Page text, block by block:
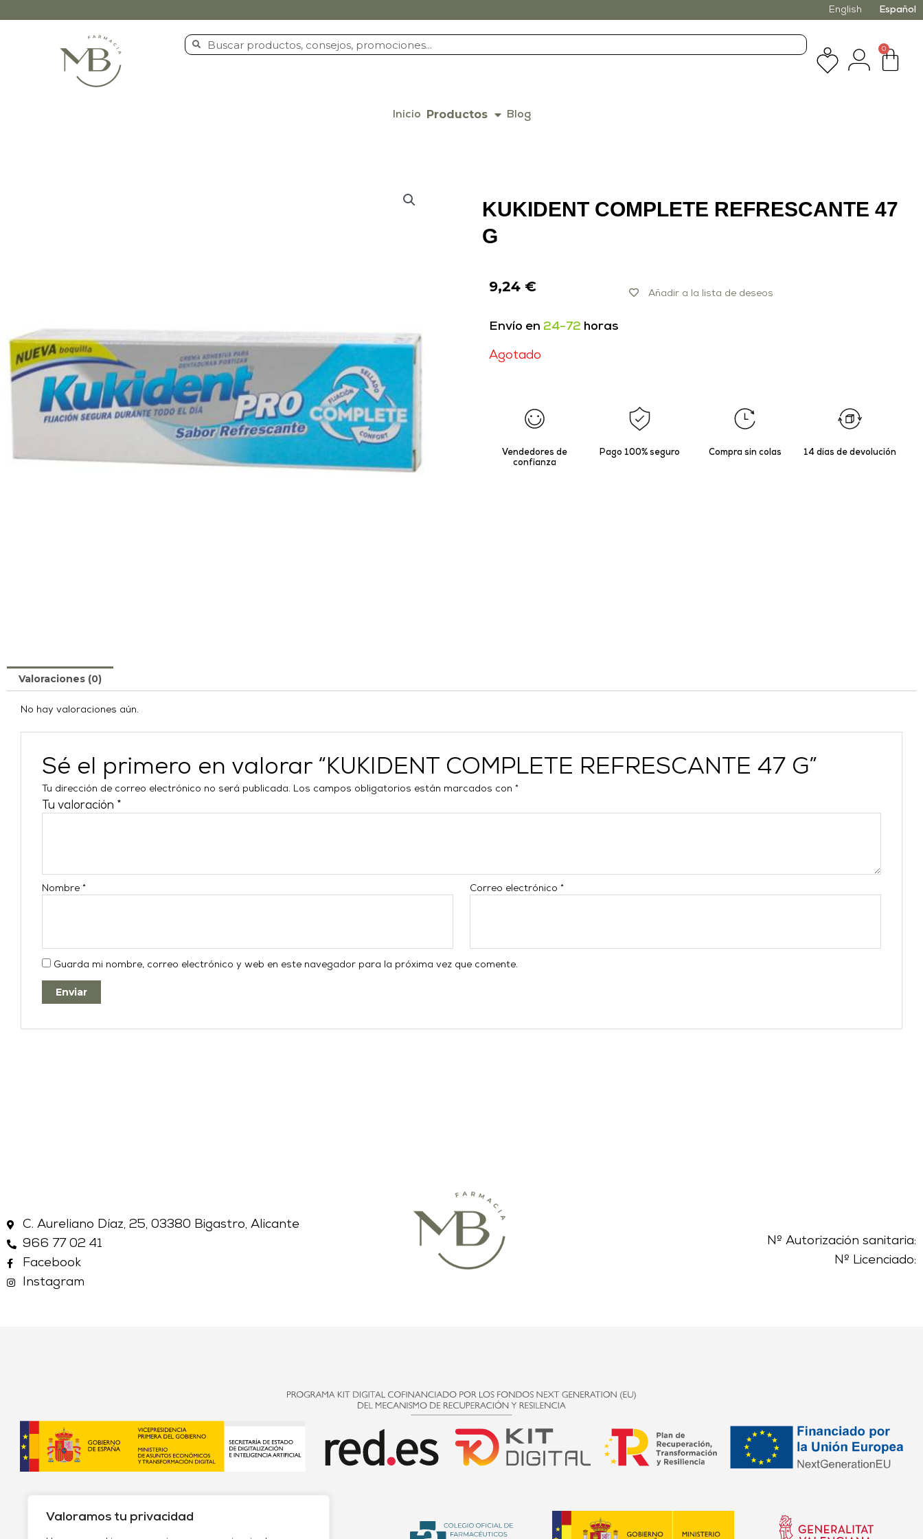
Valoramos tu privacidad
English Español
0
Inicio Productos Blog
KUKIDENT COMPLETE REFRESCANTE 47
G
9,24 € Añadir a la lista de deseos
Envío en 24-72 horas
Agotado
Vendedores de
confianza
Pago 100% seguro Compra sin colas 14 días de devolución
Valoraciones (0)
No hay valoraciones aún.
Sé el primero en valorar “KUKIDENT COMPLETE REFRESCANTE 47 G”
Tu dirección de correo electrónico no será publicada. Los campos obligatorios están marcados con*
Tu valoración *
Nombre* Correo electrónico*
Guarda mi nombre, correo electrónico y web en este navegador para la próxima vez que comente.
C. Aureliano Díaz, 25, 03380 Bigastro, Alicante
966 77 02 41
Facebook
Instagram
Nº Autorización sanitaria:
Nº Licenciado: